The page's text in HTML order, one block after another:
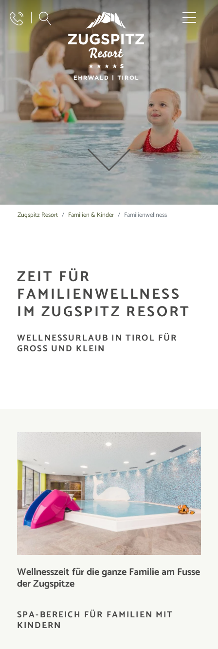
Zugspitz Resort Familien & Kinder Familienwellness
ZEIT FÜR
FAMILIENWELLNESS
IM ZUGSPITZ RESORT
WELLNESSURLAUB IN TIROL FÜR
GROSS UND KLEIN
Wellnesszeit für die ganze Familie am Fusse
der Zugspitze
SPA-BEREICH FÜR FAMILIEN MIT
KINDERN